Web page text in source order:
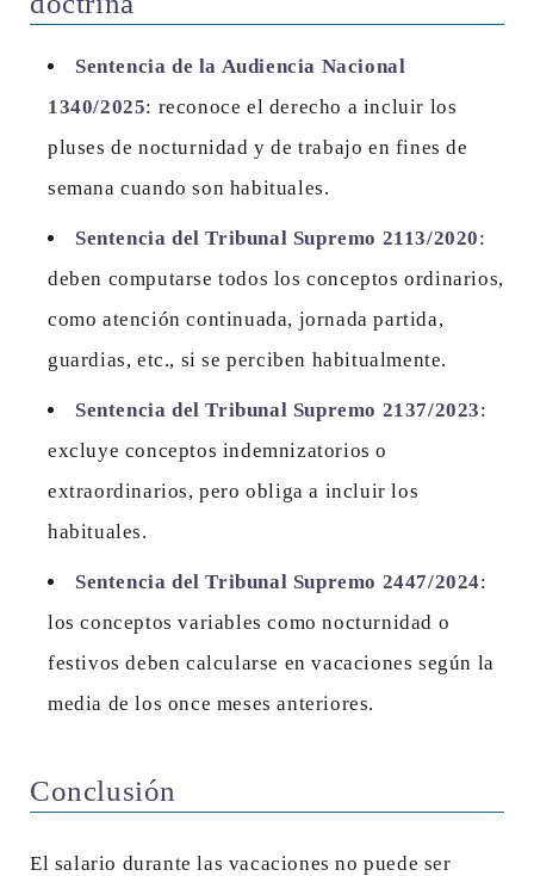
Sentencia de la Audiencia Nacional
1340/2025: reconoce el derecho a incluir los
pluses de nocturnidad y de trabajo en fines de
semana cuando son habituales.
Sentencia del Tribunal Supremo 2113/2020:
deben computarse todos los conceptos ordinarios,
como atención continuada, jornada partida,
guardias, etc., si se perciben habitualmente.
Sentencia del Tribunal Supremo 2137/2023:
excluye conceptos indemnizatorios o
extraordinarios, pero obliga a incluir los
habituales.
Sentencia del Tribunal Supremo 2447/2024:
los conceptos variables como nocturnidad o
festivos deben calcularse en vacaciones según la
media de los once meses anteriores.
Conclusión
El salario durante las vacaciones no puede ser